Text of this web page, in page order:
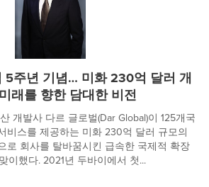
5주년 기념… 미화 230억 달러 개
래를 향한 담대한 비전
개발사 다르 글로벌(Dar Global)이 125개국
비스를 제공하는 미화 230억 달러 규모의
로 회사를 탈바꿈시킨 급속한 국제적 확장
이했다. 2021년 두바이에서 첫...